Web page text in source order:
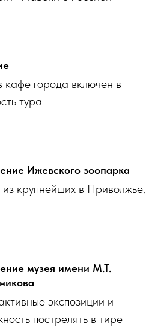
города включен в
тура
Ижевского зоопарка
из крупнейших в Приволжье.
музея имени М.Т.
экспозиции и
пострелять в тире